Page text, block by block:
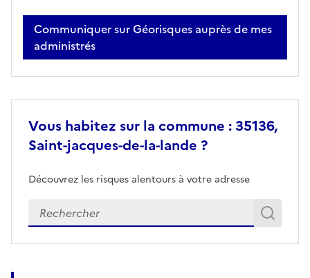
Communiquer sur Géorisques auprès de mes
administrés
Vous habitez sur la commune : 35136,
Saint-jacques-de-la-lande ?
Découvrez les risques alentours à votre adresse
Veuillez renseigner votre adresse exacte